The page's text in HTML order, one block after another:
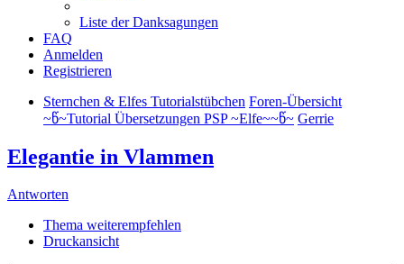
Liste der Danksagungen
FAQ
Anmelden
Registrieren
Sternchen & Elfes Tutorialstübchen Foren-Übersicht
~წ~Tutorial Übersetzungen PSP ~Elfe~~წ~ Gerrie
Elegantie in Vlammen
Antworten
Thema weiterempfehlen
Druckansicht